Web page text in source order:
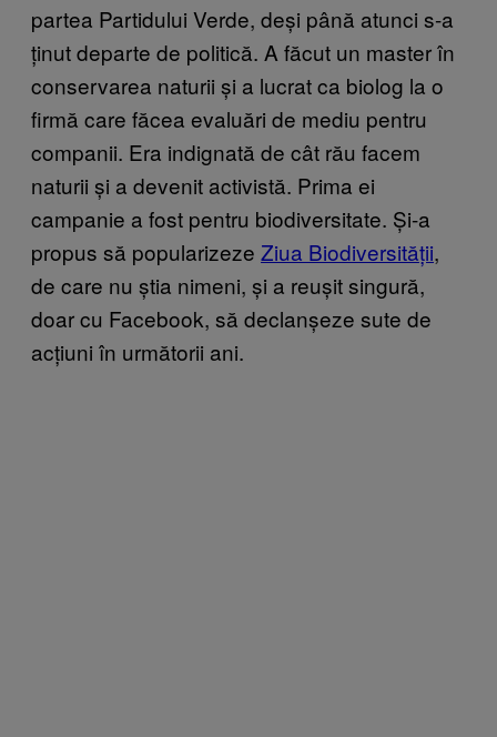
partea Partidului Verde, deși până atunci s-a
ținut departe de politică. A făcut un master în
conservarea naturii și a lucrat ca biolog la o
firmă care făcea evaluări de mediu pentru
companii. Era indignată de cât rău facem
naturii și a devenit activistă. Prima ei
campanie a fost pentru biodiversitate. Și-a
propus să popularizeze Ziua Biodiversității,
de care nu știa nimeni, și a reușit singură,
doar cu Facebook, să declanșeze sute de
acțiuni în următorii ani.